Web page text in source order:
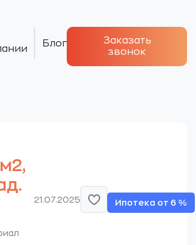
Блог
Заказать
звонок
21.07.2025 Ипотека от 6 %